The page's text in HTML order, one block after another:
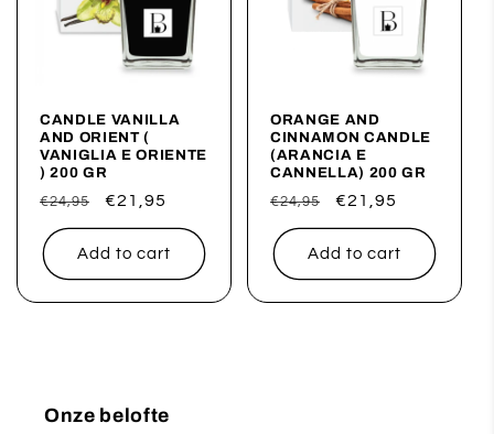
CANDLE VANILLA
AND ORIENT (
VANIGLIA E ORIENTE
) 200 GR
Regular
price
€24,95
Sale
price
€21,95
Add to cart
ORANGE AND
CINNAMON CANDLE
(ARANCIA E
CANNELLA) 200 GR
Regular
price
€24,95
Sale
price
€21,95
Add to cart
Onze belofte